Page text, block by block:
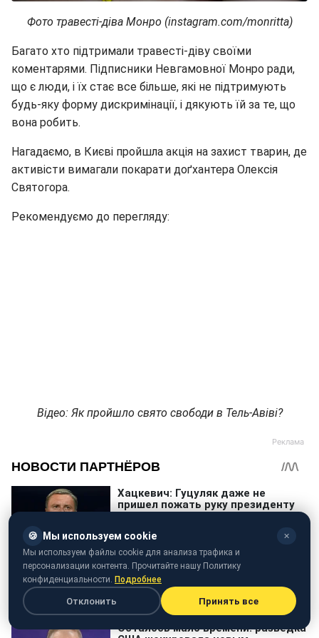
Фото травесті-діва Монро (instagram.com/monritta)
Багато хто підтримали травесті-діву своїми
коментарями. Підписники Невгамовної Монро ради,
що є люди, і їх стає все більше, які не підтримують
будь-яку форму дискримінації, і дякують їй за те, що
вона робить.
Нагадаємо, в Києві пройшла акція на захист тварин, де
активісти вимагали покарати доґхантера Олексія
Святогора.
Рекомендуємо до перегляду:
Відео: Як пройшло свято свободи в Тель-Авіві?
🍪 Мы используем cookie ✕
Мы используем файлы cookie для анализа трафика и
персонализации контента. Прочитайте нашу Политику
конфиденциальности. Подробнее
Отклонить Принять все